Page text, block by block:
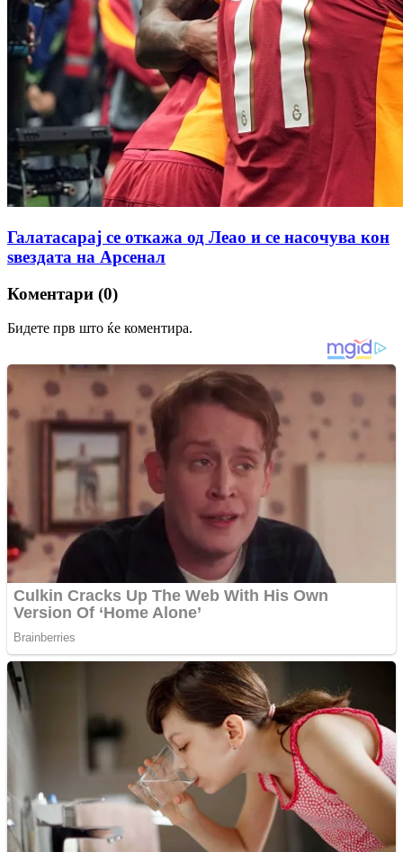
Галатасарај се откажа од Леао и се насочува кон
ѕвездата на Арсенал
Коментари (0)
Бидете прв што ќе коментира.